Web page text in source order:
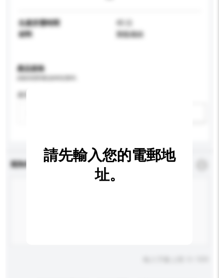
生產所需時間
45 日
材料
聚酯纖維
產品規格
查詢內容 * 必須填寫
請先輸入您的電郵地
址。